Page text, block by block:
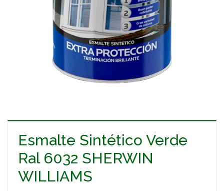
Esmalte Sintético Verde
Ral 6032 SHERWIN
WILLIAMS